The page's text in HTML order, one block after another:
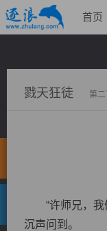
首页
戮天狂徒 第
“许师兄，我们
沉声问到。